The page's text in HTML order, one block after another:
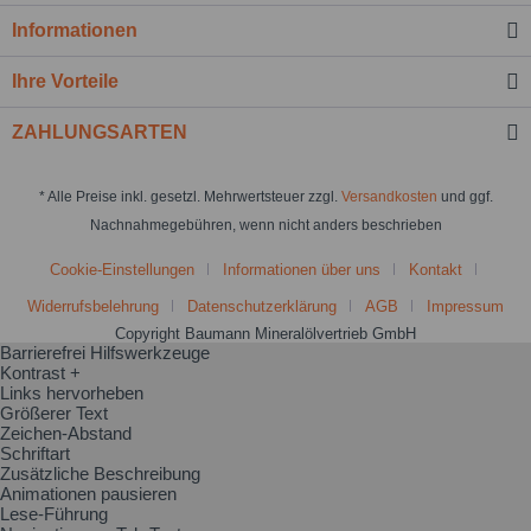
Informationen
Ihre Vorteile
ZAHLUNGSARTEN
* Alle Preise inkl. gesetzl. Mehrwertsteuer zzgl. Versandkosten und ggf.
Nachnahmegebühren, wenn nicht anders beschrieben
Cookie-Einstellungen Informationen über uns Kontakt
Widerrufsbelehrung Datenschutzerklärung AGB
Impressum
Copyright Baumann Mineralölvertrieb GmbH
Barrierefrei Hilfswerkzeuge
Kontrast +
Links hervorheben
Größerer Text
Zeichen-Abstand
Schriftart
Zusätzliche Beschreibung
Animationen pausieren
Lese-Führung